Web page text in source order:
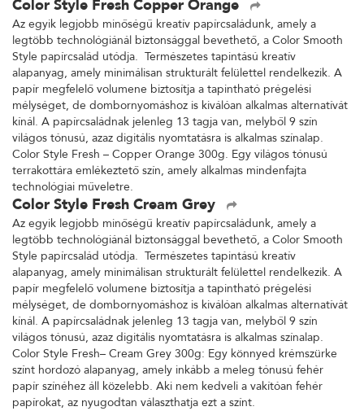
Color Style Fresh Copper Orange
Az egyik legjobb minőségű kreatív papírcsaládunk, amely a
legtöbb technológiánál biztonsággal bevethető, a Color Smooth
Style papírcsalád utódja. Természetes tapintású kreatív
alapanyag, amely minimálisan strukturált felülettel rendelkezik. A
papír megfelelő volumene biztosítja a tapintható prégelési
mélységet, de dombornyomáshoz is kiválóan alkalmas alternatívát
kínál. A papírcsaládnak jelenleg 13 tagja van, melyből 9 szín
világos tónusú, azaz digitális nyomtatásra is alkalmas színalap.
Color Style Fresh – Copper Orange 300g. Egy világos tónusú
terrakottára emlékeztető szín, amely alkalmas mindenfajta
technológiai műveletre.
Color Style Fresh Cream Grey
Az egyik legjobb minőségű kreatív papírcsaládunk, amely a
legtöbb technológiánál biztonsággal bevethető, a Color Smooth
Style papírcsalád utódja. Természetes tapintású kreatív
alapanyag, amely minimálisan strukturált felülettel rendelkezik. A
papír megfelelő volumene biztosítja a tapintható prégelési
mélységet, de dombornyomáshoz is kiválóan alkalmas alternatívát
kínál. A papírcsaládnak jelenleg 13 tagja van, melyből 9 szín
világos tónusú, azaz digitális nyomtatásra is alkalmas színalap.
Color Style Fresh– Cream Grey 300g: Egy könnyed krémszürke
színt hordozó alapanyag, amely inkább a meleg tónusú fehér
papír színéhez áll közelebb. Aki nem kedveli a vakítóan fehér
papírokat, az nyugodtan választhatja ezt a színt.